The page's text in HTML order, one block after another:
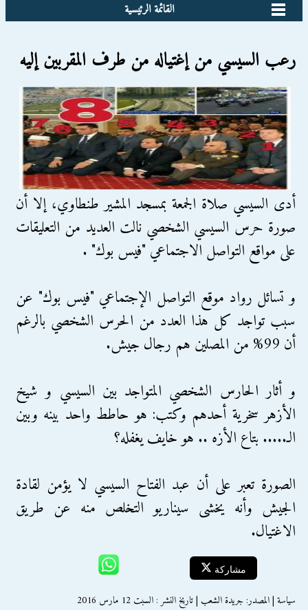
القائمة الرئيسية
رعب السيسي من إغتياله من طرف المقربين إليه
أدى السيسي صلاة الجمعة بمسجد المشير طنطاوي، إلا أن
صورة حرس السيسي الشخصي نالت العديد من التعليقات
على مواقع التواصل الاجتماعي "فيس بوك" .
و تسائل رواد موقع التواصل الإجتماعي "فيس بوك" عن
سبب تواجد كل هذا العدد من الحرس الشخصي بالرغم
أن 99% من المصلين هم رجال جيش.
و أثار الحارس الشخصي المتواجد بين السيسي و شيخ
الأزهر سخرية أحدهم وكتب: هو حاطط واحد بينه وبين
الـ..... بتاع الأزه .. هو خايف يغفله؟
الصورة تعبر على أن عبد الفتاح السيسي لا يؤمن لقادة
الجيش وأنه يخشى سيناريو التخلص منه عن طريق
الاغتيال.
مشاركة
سياسة | المصدر: جريدة الشعب | تاريخ النشر : السبت 12 مارس 2016